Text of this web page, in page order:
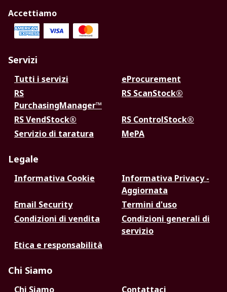
Accettiamo
Servizi
Tutti i servizi
eProcurement
RS
PurchasingManager™
RS ScanStock®
RS VendStock®
RS ControlStock®
Servizio di taratura
MePA
Legale
Informativa Cookie
Informativa Privacy -
Aggiornata
Email Security
Termini d'uso
Condizioni di vendita
Condizioni generali di
servizio
Etica e responsabilità
Chi Siamo
Chi Siamo Contattaci